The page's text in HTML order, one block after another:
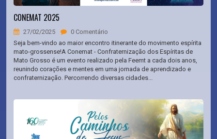
CONEMAT 2025
27/02/2025
0 Comentário
Seja bem-vindo ao maior encontro itinerante do movimento espírita
mato-grossense!A Conemat - Confraternização dos Espíritas de
Mato Grosso é um evento realizado pela Feemt a cada dois anos,
reunindo corações e mentes em uma jornada de aprendizado e
confraternização. Percorrendo diversas cidades...